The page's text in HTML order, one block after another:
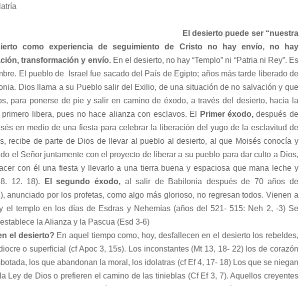
El desierto puede ser “nuestra
como experiencia de seguimiento de Cristo no hay envío, no hay
transformación y envío.En el desierto, no hay “Templo” ni “Patria ni Rey”. Es
El pueblo de
Israel fue sacado del País de Egipto; años más tarde liberado de
Dios llama a su Pueblo salir del Exilio, de una situación de no salvación y que
para ponerse de pie y salir en camino de éxodo, a través del desierto, hacia la
libera, pues no hace alianza con esclavos. El
Primer éxodo,después de
en medio de una fiesta para celebrar la liberación del yugo de la esclavitud de
recibe de parte de Dios de llevar al pueblo al desierto, al que Moisés conocía y
el Señor juntamente con el proyecto de liberar a su pueblo para dar culto a Dios,
con él una fiesta y llevarlo a una tierra buena y espaciosa que mana leche y
12. 18).
El segundo éxodo, al salir de Babilonia después de 70 años de
anunciado por los profetas, como algo más glorioso, no regresan todos. Vienen a
el templo en los días de Esdras y Nehemías (años del 521- 515: Neh 2, -3) Se
la Alianza y la Pascua (Esd 3-6)
el desierto? En aquel tiempo como, hoy, desfallecen en el desierto los rebeldes,
o superficial (cf Apoc 3, 15s). Los inconstantes (Mt 13, 18- 22) los de corazón
los que abandonan la moral, los idolatras (cf Ef 4, 17- 18) Los que se niegan
Ley de Dios o prefieren el camino de las tinieblas (Cf Ef 3, 7). Aquellos creyentes